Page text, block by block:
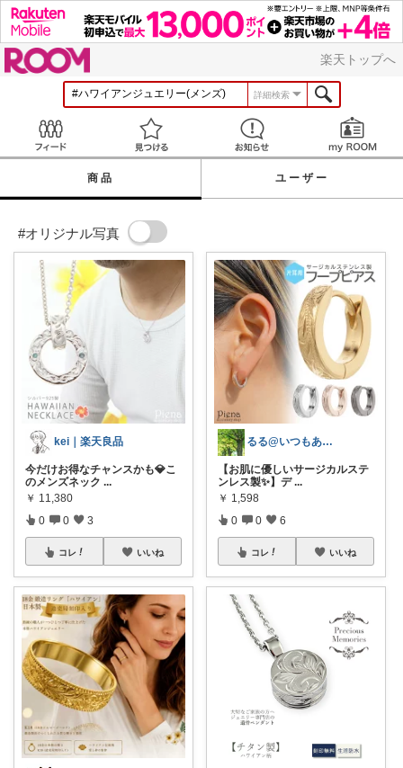
楽天トップへ
詳細検索
見つける お知らせ
商品 ユーザー
#オリジナル写真
kei｜楽天良品
今だけお得なチャンスかも💎こ
のメンズネック ...
￥ 11,380
0 0 3
コレ いいね
るる@いつもありがとうございます
【お肌に優しいサージカルステ
ンレス製✨】デ ...
￥ 1,598
0 0 6
コレ いいね